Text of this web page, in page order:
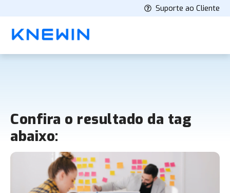
Suporte ao Cliente
Confira o resultado da tag
abaixo: